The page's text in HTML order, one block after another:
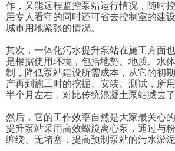
作，又能远程监控泵站运行情况，随时
用专人看守的同时还可省去控制室的建
城市用地紧张的情况。
其次，一体化污水提升泵站在施工方面
是根据使用环境，包括地势、地质、水
制，降低泵站建设所需成本，从它的初
产再到施工时的挖掘、安装、测试，所
半个月左右，对比传统混凝土泵站减去
然后，它的工作效率自然是大家最关心
提升泵站采用高效螺旋离心泵，通过与
缠绕、无堵塞，提高预制泵站的污水淤泥